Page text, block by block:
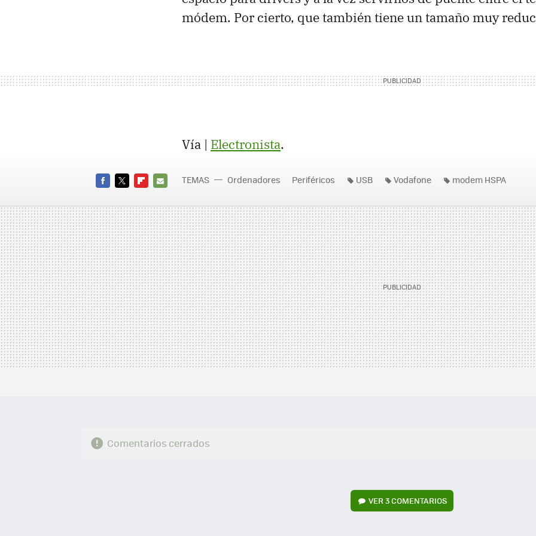
módem. Por cierto, que también tiene un tamaño muy
Vía | Electronista.
MAIL
TEMAS Ordenadores Periféricos USB Vodafone modem HSPA
Comentarios cerrados
VER3 COMENTARIOS